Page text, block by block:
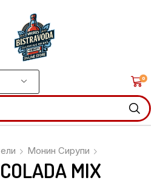
0
Монин Сирупи
MIX